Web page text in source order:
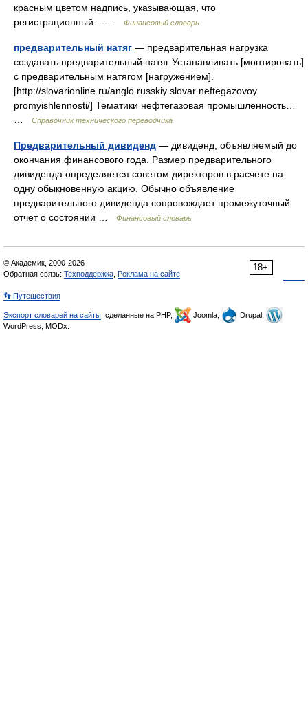
красным цветом надпись, указывающая, что
регистрационный… …
Финансовый словарь
предварительный натяг — предварительная нагрузка
создавать предварительный натяг Устанавливать [монтировать]
с предварительным натягом [нагружением].
[http://slovarionline.ru/anglo russkiy slovar neftegazovoy
promyishlennosti/] Тематики нефтегазовая промышленность…
Справочник технического переводчика
Предварительный дивиденд — дивиденд, объявляемый до
окончания финансового года. Размер предварительного
дивиденда определяется советом директоров в расчете на
одну обыкновенную акцию. Обычно объявление
предварительного дивиденда сопровождает промежуточный
отчет о состоянии …
Финансовый словарь
18+
© Академик, 2000-2026
Обратная связь: Техподдержка Реклама на сайте
👣 Путешествия
Экспорт словарей на сайты , сделанные на PHP, Joomla,
Drupal,
WordPress, MODx.